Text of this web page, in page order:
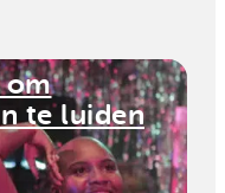
om
te luiden